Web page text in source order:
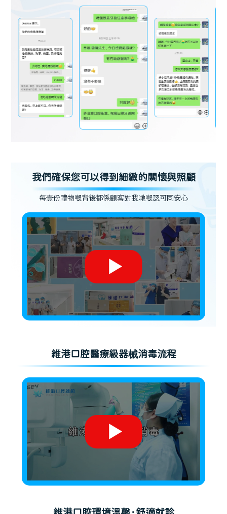
我們確保您可以得到細緻的關懷與照顧
每壹份禮物嘅背後都係顧客對我哋嘅認可同安心
維港口腔醫療級器械消毒流程